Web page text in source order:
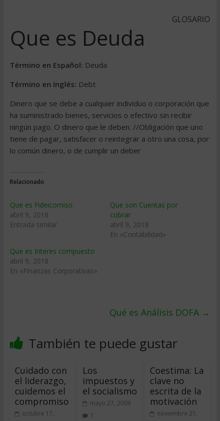
GLOSARIO
Que es Deuda
Término en Español: Deuda
Término en Inglés: Debt
Dinero que se debe a cualquier individuo o corporación que
ha suministrado bienes, servicios o efectivo sin recibir
ningún pago. O dinero que le deben. //Obligación que uno
tiene de pagar, satisfacer o reintegrar a otro una cosa, por
lo común dinero, o de cumplir un deber
Relacionado
Que es Fideicomiso
abril 9, 2018
Entrada similar
Que son Cuentas por
cobrar
abril 9, 2018
En «Contabilidad»
Que es Interes compuesto
abril 9, 2018
En «Finanzas Corporativas»
Qué es Análisis DOFA →
También te puede gustar
Cuidado con
el liderazgo,
cuidemos el
compromiso
octubre 17,
Los
impuestos y
el socialismo
mayo 27, 2009
1
Coestima: La
clave no
escrita de la
motivación
noviembre 21,